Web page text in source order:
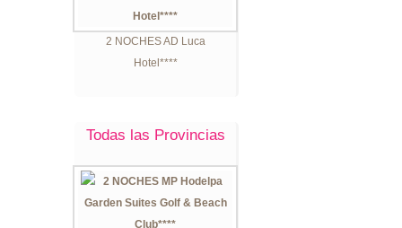
2 NOCHES AD Luca
Hotel****
Todas las Provincias